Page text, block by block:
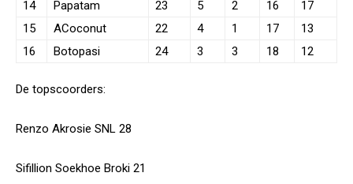
14
Papatam 23 5 2 16
17
15
ACoconut 22 4 1 17
13
16
Botopasi 24 3 3 18 12
De topscoorders:
Renzo Akrosie SNL 28
Sifillion Soekhoe Broki 21